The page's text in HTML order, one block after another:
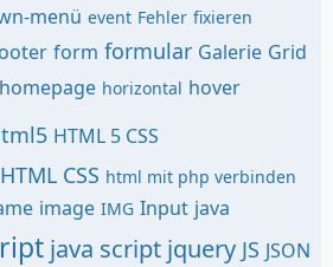
menü event Fehler fixieren
form formular Galerie Grid
homepage horizontal hover
HTML 5 CSS
HTML CSS html mit php verbinden
image IMG Input java
java script jquery JS JSON